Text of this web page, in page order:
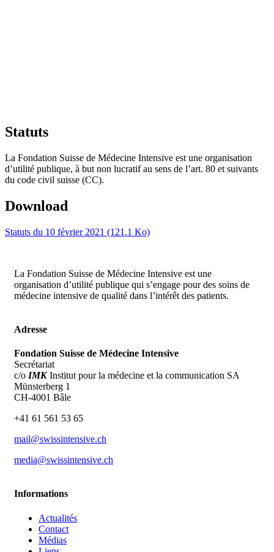
Statuts
La Fondation Suisse de Médecine Intensive est une organisation
d’utilité publique, à but non lucratif au sens de l’art. 80 et suivants
du code civil suisse (CC).
Download
Statuts du 10 février 2021 (121.1 Ko)
La Fondation Suisse de Médecine Intensive est une
organisation d’utilité publique qui s’engage pour des soins de
médecine intensive de qualité dans l’intérêt des patients.
Adresse
Fondation Suisse de Médecine Intensive
Secrétariat
c/o IMKInstitut pour la médecine et la communication SA
Münsterberg 1
CH-4001 Bâle
+41 61 561 53 65
mail@swissintensive.ch
media@swissintensive.ch
Informations
Actualités
Contact
Médias